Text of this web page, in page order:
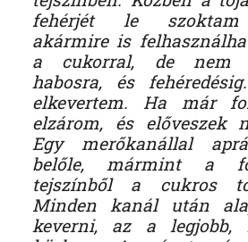
fehérjét le szoktam
akármire is
a cukorral, de nem
habosra, és
elkevertem. Ha már
elzárom, és előveszek
Egy merőkanállal
belőle, mármint a
tejszínből a cukros
Minden kanál után
keverni, az a legjobb,